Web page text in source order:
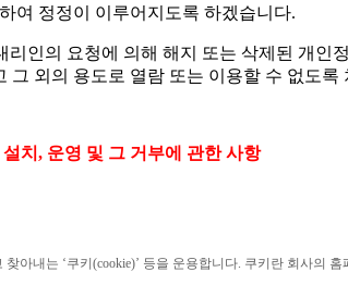
여 정정이 이루어지도록 하겠습니다.
리인의 요청에 의해 해지 또는 삭제된 개인
외의 용도로 열람 또는 이용할 수 없도록
치 , 운영 및 그 거부에 관한 사항
찾아내는 ‘쿠키(cookie)’ 등을 운용합니다 쿠키란 회사의 홈